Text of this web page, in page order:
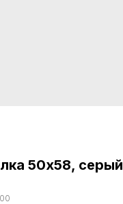
50х58, серый